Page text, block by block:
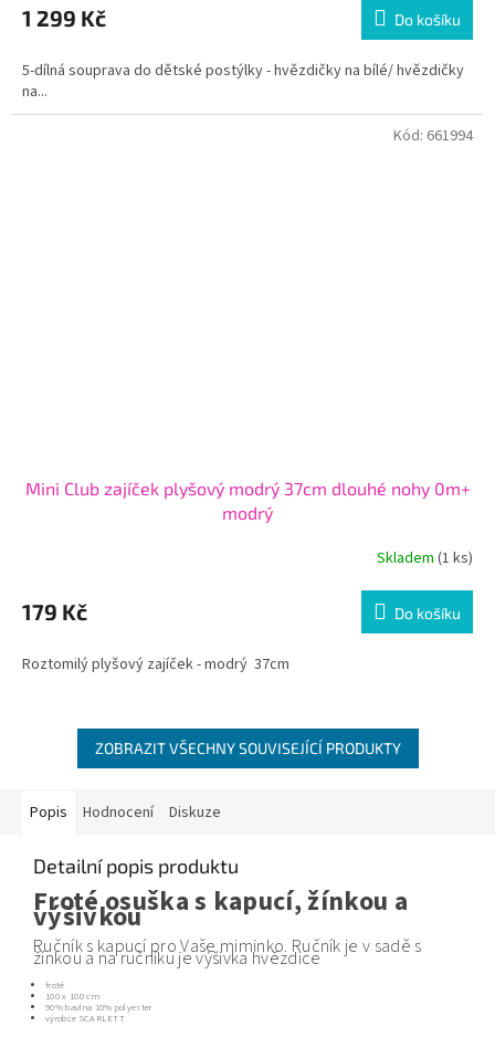
1 299 Kč Do košíku
5-dílná souprava do dětské postýlky - hvězdičky na bílé/ hvězdičky
na...
Mini Club zajíček plyšový modrý 37cm dlouhé nohy 0m+
modrý
Skladem (1 ks)
179 Kč Do košíku
Roztomilý plyšový zajíček - modrý 37cm
Kód: 661994
ZOBRAZIT VŠECHNY SOUVISEJÍCÍ PRODUKTY
Popis Hodnocení Diskuze
Detailní popis produktu
Froté osuška s kapucí, žínkou a
výšivkou
Ručník s kapucí pro Vaše miminko. Ručník je v sadě s
žínkou a na ručníku je výšivka hvězdice
froté
100 x 100 cm
90% bavlna 10% polyester
výrobce SCARLETT